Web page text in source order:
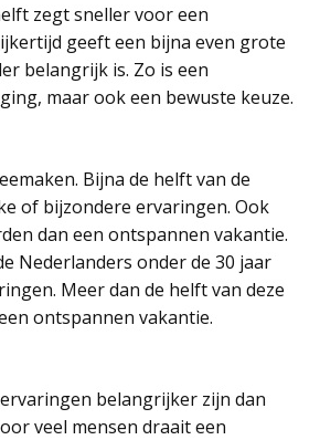
zegt sneller voor een
geeft een bijna even grote
belangrijk is. Zo is een
maar ook een bewuste keuze.
Bijna de helft van de
of bijzondere ervaringen. Ook
dan een ontspannen vakantie.
Nederlanders onder de 30 jaar
Meer dan de helft van deze
ontspannen vakantie.
belangrijker zijn dan
veel mensen draait een